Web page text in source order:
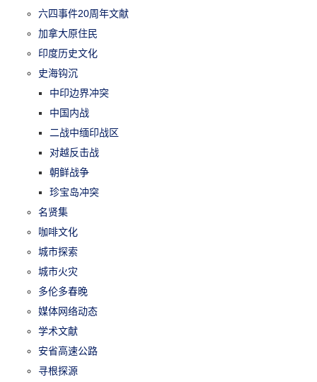
六四事件20周年文献
加拿大原住民
印度历史文化
史海钩沉
中印边界冲突
中国内战
二战中缅印战区
对越反击战
朝鲜战争
珍宝岛冲突
名贤集
咖啡文化
城市探索
城市火灾
多伦多春晚
媒体网络动态
学术文献
安省高速公路
寻根探源